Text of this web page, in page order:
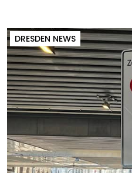
DRESDEN NEWS